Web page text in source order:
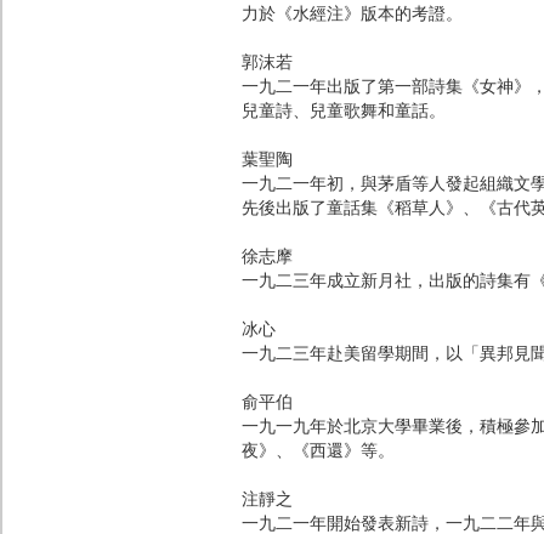
力於《水經注》版本的考證。
郭沫若
一九二一年出版了第一部詩集《女神》
兒童詩、兒童歌舞和童話。
葉聖陶
一九二一年初，與茅盾等人發起組織文
先後出版了童話集《稻草人》、《古代
徐志摩
一九二三年成立新月社，出版的詩集有
冰心
一九二三年赴美留學期間，以「異邦見
俞平伯
一九一九年於北京大學畢業後，積極參
夜》、《西還》等。
注靜之
一九二一年開始發表新詩，一九二二年